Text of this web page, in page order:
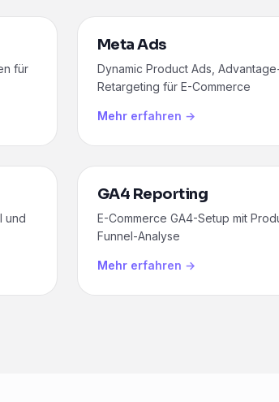
für
Meta Ads
Dynamic Product Ads,
Retargeting für E-Commerce
Mehr erfahren →
und
GA4 Reporting
E-Commerce GA4-Setup mit
Funnel-Analyse
Mehr erfahren →